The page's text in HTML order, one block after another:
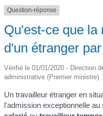
Question-réponse
Qu'est-ce que la
d'un étranger
Vérifié le 01/01/2020 - Direction
administrative (Premier ministre)
Un travailleur étranger en
l'admission exceptionnelle